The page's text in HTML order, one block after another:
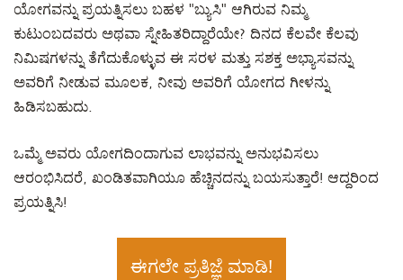
ಯೋಗವನ್ನು ಪ್ರಯತ್ನಿಸಲು ಬಹಳ "ಬ್ಯುಸಿ" ಆಗಿರುವ ನಿಮ್ಮ
ಕುಟುಂಬದವರು ಅಥವಾ ಸ್ನೇಹಿತರಿದ್ದಾರೆಯೇ? ದಿನದ ಕೆಲವೇ ಕೆಲವು
ನಿಮಿಷಗಳನ್ನು ತೆಗೆದುಕೊಳ್ಳುವ ಈ ಸರಳ ಮತ್ತು ಸಶಕ್ತ ಅಭ್ಯಾಸವನ್ನು
ಅವರಿಗೆ ನೀಡುವ ಮೂಲಕ, ನೀವು ಅವರಿಗೆ ಯೋಗದ ಗೀಳನ್ನು
ಹಿಡಿಸಬಹುದು.
ಒಮ್ಮೆ ಅವರು ಯೋಗದಿಂದಾಗುವ ಲಾಭವನ್ನು ಅನುಭವಿಸಲು
ಆರಂಭಿಸಿದರೆ, ಖಂಡಿತವಾಗಿಯೂ ಹೆಚ್ಚಿನದನ್ನು ಬಯಸುತ್ತಾರೆ! ಆದ್ದರಿಂದ
ಪ್ರಯತ್ನಿಸಿ!
ಈಗಲೇ ಪ್ರತಿಜ್ಞೆ ಮಾಡಿ!